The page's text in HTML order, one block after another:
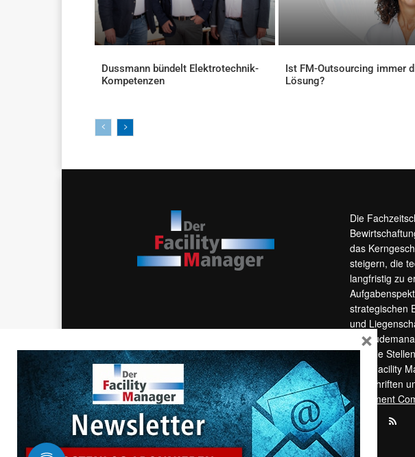
Dussmann bündelt Elektrotechnik-
Kompetenzen
Ist FM-Outsourcing immer
Lösung?
Die
das
steigern, die
langfristig zu
strategischen
und
aktuelle
“Der Facility
Zeitschriften
Apartment
×